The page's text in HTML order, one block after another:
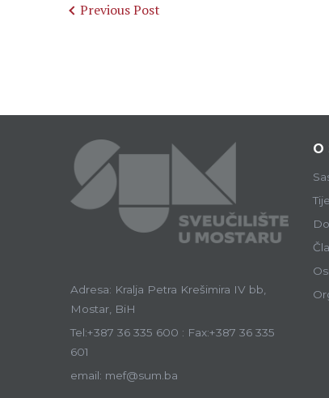
Previous Post
Adresa: Kralja Petra Krešimira IV bb,
Mostar, BiH
Tel:+387 36 335 600 : Fax:+387 36 335
601
email: mef@sum.ba
O